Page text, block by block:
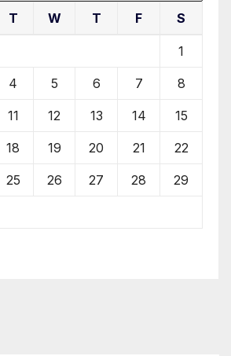
T W T F S
1
4 5 6 7 8
11 12 13 14 15
18 19 20 21 22
25 26 27 28 29